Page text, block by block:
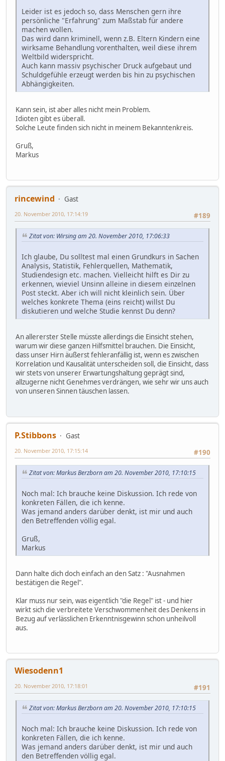
Leider ist es jedoch so, dass Menschen gern ihre
persönliche "Erfahrung" zum Maßstab für andere
machen wollen.
Das wird dann kriminell, wenn z.B. Eltern Kindern eine
wirksame Behandlung vorenthalten, weil diese ihrem
Weltbild widerspricht.
Auch kann massiv psychischer Druck aufgebaut und
Schuldgefühle erzeugt werden bis hin zu psychischen
Abhängigkeiten.
Kann sein, ist aber alles nicht mein Problem.
Idioten gibt es überall.
Solche Leute finden sich nicht in meinem Bekanntenkreis.
Gruß,
Markus
rincewind
Gast
#189
20. November 2010, 17:14:19
Zitat von: Wirsing am 20. November 2010, 17:06:33
Ich glaube, Du solltest mal einen Grundkurs in Sachen
Analysis, Statistik, Fehlerquellen, Mathematik,
Studiendesign etc. machen. Vielleicht hilft es Dir zu
erkennen, wieviel Unsinn alleine in diesem einzelnen
Post steckt. Aber ich will nicht kleinlich sein. Über
welches konkrete Thema (eins reicht) willst Du
diskutieren und welche Studie kennst Du denn?
An allererster Stelle müsste allerdings die Einsicht stehen,
warum wir diese ganzen Hilfsmittel brauchen. Die Einsicht,
dass unser Hirn äußerst fehleranfällig ist, wenn es zwischen
Korrelation und Kausalität unterscheiden soll, die Einsicht, dass
wir stets von unserer Erwartungshaltung geprägt sind,
allzugerne nicht Genehmes verdrängen, wie sehr wir uns auch
von unseren Sinnen täuschen lassen.
P.Stibbons
Gast
#190
20. November 2010, 17:15:14
Zitat von: Markus Berzborn am 20. November 2010, 17:10:15
Noch mal: Ich brauche keine Diskussion. Ich rede von
konkreten Fällen, die ich kenne.
Was jemand anders darüber denkt, ist mir und auch
den Betreffenden völlig egal.
Gruß,
Markus
Dann halte dich doch einfach an den Satz : "Ausnahmen
bestätigen die Regel".
Klar muss nur sein, was eigentlich "die Regel" ist - und hier
wirkt sich die verbreitete Verschwommenheit des Denkens in
Bezug auf verlässlichen Erkenntnisgewinn schon unheilvoll
aus.
Wiesodenn1
#191
20. November 2010, 17:18:01
Zitat von: Markus Berzborn am 20. November 2010, 17:10:15
Noch mal: Ich brauche keine Diskussion. Ich rede von
konkreten Fällen, die ich kenne.
Was jemand anders darüber denkt, ist mir und auch
den Betreffenden völlig egal.